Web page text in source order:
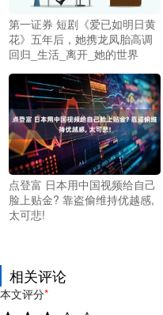
第一证券 短剧《爱已如明日黄
花》五年后，她携龙凤胎高调
回归_生活_离开_她的世界
点登富 日本用中国视频给自己
脸上贴金? 靠盗偷维持优越感,
太可悲!
相关评论
本文评分*